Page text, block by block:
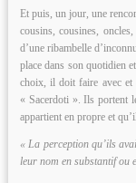
Et puis, un jour, une
cousins, cousines,
d’une ribambelle
place dans son quotidien
choix, il doit faire avec et
« Sacerdoti ». Ils portent
appartient en propre et
« La perception qu’ils
leur nom en substantif ou